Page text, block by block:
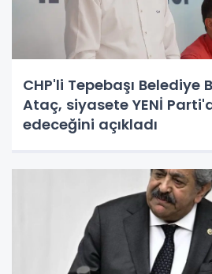
CHP'li Tepebaşı Belediye
Ataç, siyasete YENİ
edeceğini açıkladı